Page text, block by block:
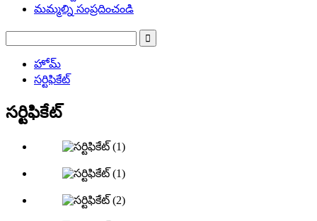
మమ్మల్ని సంప్రదించండి
హోమ్
సర్టిఫికేట్
సర్టిఫికేట్